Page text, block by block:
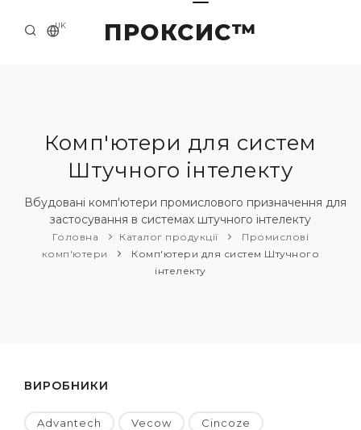
ПРОКСИС™
UK
ПРО НАС
ПРИКЛАДИ ТА РІШЕННЯ
КАТАЛОГ ПРОДУКЦІЇ
НОВИНИ
Комп'ютери для систем
Штучного інтелекту
Вбудовані комп'ютери промислового призначення для
застосування в системах штучного інтелекту
Головна Каталог продукції
Промислові
комп'ютери
Комп'ютери для систем Штучного
інтелекту
ВИРОБНИКИ
Advantech Vecow Cincoze